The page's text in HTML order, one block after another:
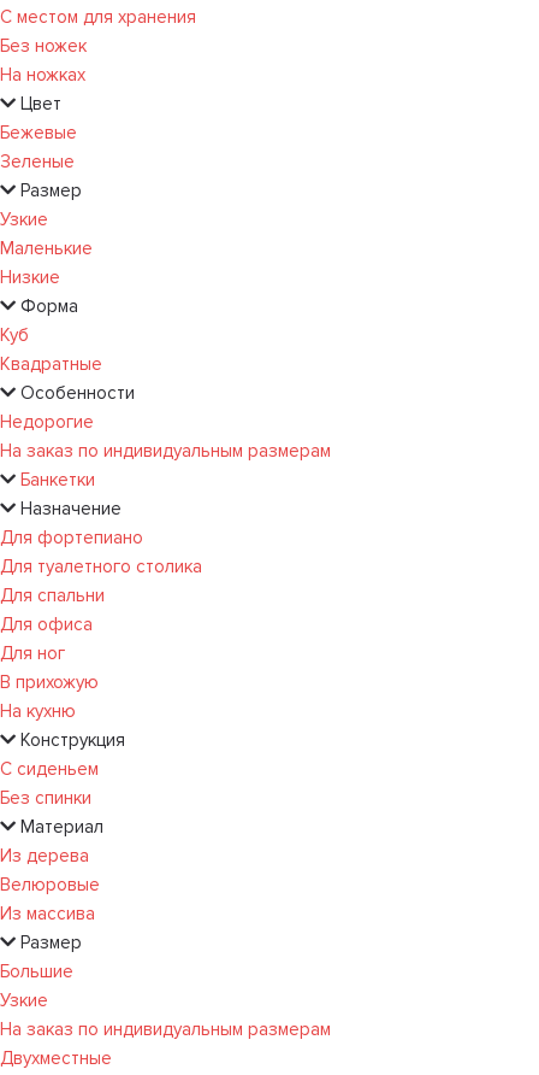
С местом для хранения
Без ножек
На ножках
Цвет
Бежевые
Зеленые
Размер
Узкие
Маленькие
Низкие
Форма
Куб
Квадратные
Особенности
Недорогие
На заказ по индивидуальным размерам
Банкетки
Назначение
Для фортепиано
Для туалетного столика
Для спальни
Для офиса
Для ног
В прихожую
На кухню
Конструкция
С сиденьем
Без спинки
Материал
Из дерева
Велюровые
Из массива
Размер
Большие
Узкие
На заказ по индивидуальным размерам
Двухместные